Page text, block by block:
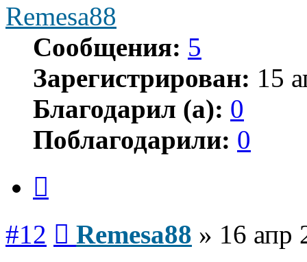
Remesa88
Сообщения: 5
Зарегистрирован: 15
Благодарил (а): 0
Поблагодарили: 0
#12 Remesa88 » 16 апр